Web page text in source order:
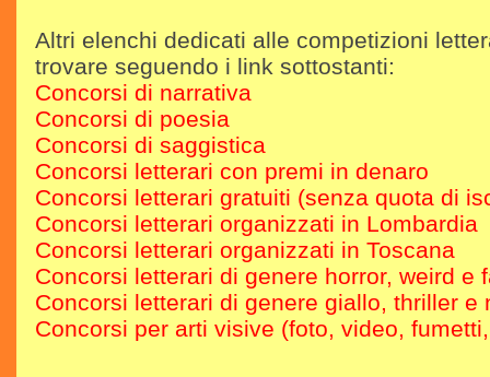
Altri elenchi dedicati alle competizioni
trovare seguendo i link sottostanti:
Concorsi di narrativa
Concorsi di poesia
Concorsi di saggistica
Concorsi letterari con premi in denaro
Concorsi letterari gratuiti (senza quota di
Concorsi letterari organizzati in Lombardia
Concorsi letterari organizzati in Toscana
Concorsi letterari di genere horror, weird e
Concorsi letterari di genere giallo, thriller e
Concorsi per arti visive (foto, video,